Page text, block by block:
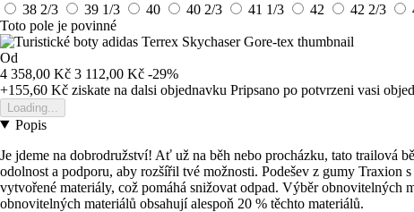
38 2/3
39 1/3 40 40 2/3 41 1/3 42 42 2/3
Toto pole je povinné
Od
4 358,00 Kč 3 112,00 Kč -29%
+155,60 Kč ziskate na dalsi objednavku Pripsano po potvrzeni vasi
Loading...
Popis
Je jdeme na dobrodružství! Ať už na běh nebo procházku, tato trailová
odolnost a podporu, aby rozšířil tvé možnosti. Podešev z gumy
vytvořené materiály, což pomáhá snižovat odpad. Výběr obnovitelných
obnovitelných materiálů obsahují alespoň 20 % těchto materiálů.